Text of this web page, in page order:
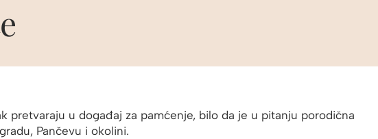
pretvaraju u događaj za pamćenje, bilo da je u pitanju porodična
Pančevu i okolini.